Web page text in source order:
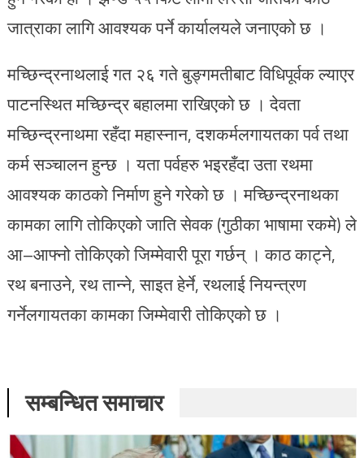
जात्राका लागि आवश्यक पर्ने कार्यालयले जनाएको छ ।
मच्छिन्द्रनाथलाई गत २६ गते बुङ्गमतीबाट विधिपूर्वक ल्याएर
पाटनस्थित मच्छिन्द्र बहालमा राखिएको छ । देवता
मच्छिन्द्रनाथमा रहँदा महास्नान, दशकर्मलगायतका पर्व तथा
कर्म सञ्चालन हुन्छ । यता पर्वहरु भइरहँदा उता रथमा
आवश्यक काठको निर्माण हुने गरेको छ । मच्छिन्द्रनाथका
कामका लागि तोकिएको जाति सेवक (गुठीका भाषामा रकमे) ले
आ–आफ्नो तोकिएको जिम्मेवारी पूरा गर्छन् । काठ काट्ने,
रथ बनाउने, रथ तान्ने, साइत हेर्ने, रथलाई नियन्त्रण
गर्नेलगायतका कामका जिम्मेवारी तोकिएको छ ।
सम्बन्धित समाचार